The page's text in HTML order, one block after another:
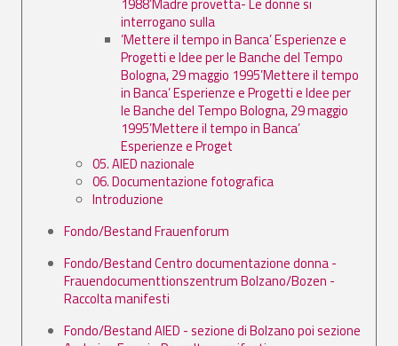
interrogano sulla
’Mettere il tempo in Banca’ Esperienze e
Progetti e Idee per le Banche del Tempo
Bologna, 29 maggio 1995’Mettere il tempo
in Banca’ Esperienze e Progetti e Idee per
le Banche del Tempo Bologna, 29 maggio
1995’Mettere il tempo in Banca’
Esperienze e Proget
05. AIED nazionale
06. Documentazione fotografica
Introduzione
Fondo/Bestand Frauenforum
Fondo/Bestand Centro documentazione donna -
Frauendocumenttionszentrum Bolzano/Bozen -
Raccolta manifesti
Fondo/Bestand AIED - sezione di Bolzano poi sezione